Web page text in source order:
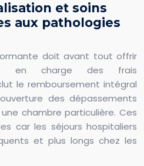
et soins
aux pathologies
doit avant tout offrir
en charge des frais
le remboursement intégral
des dépassements
chambre particulière. Ces
car les séjours hospitaliers
et plus longs chez les